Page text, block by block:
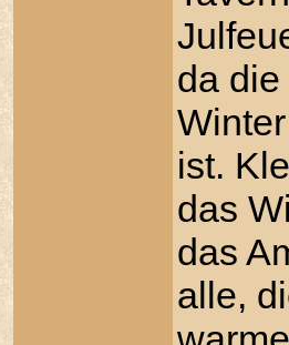
da
ist.
das
das
alle,